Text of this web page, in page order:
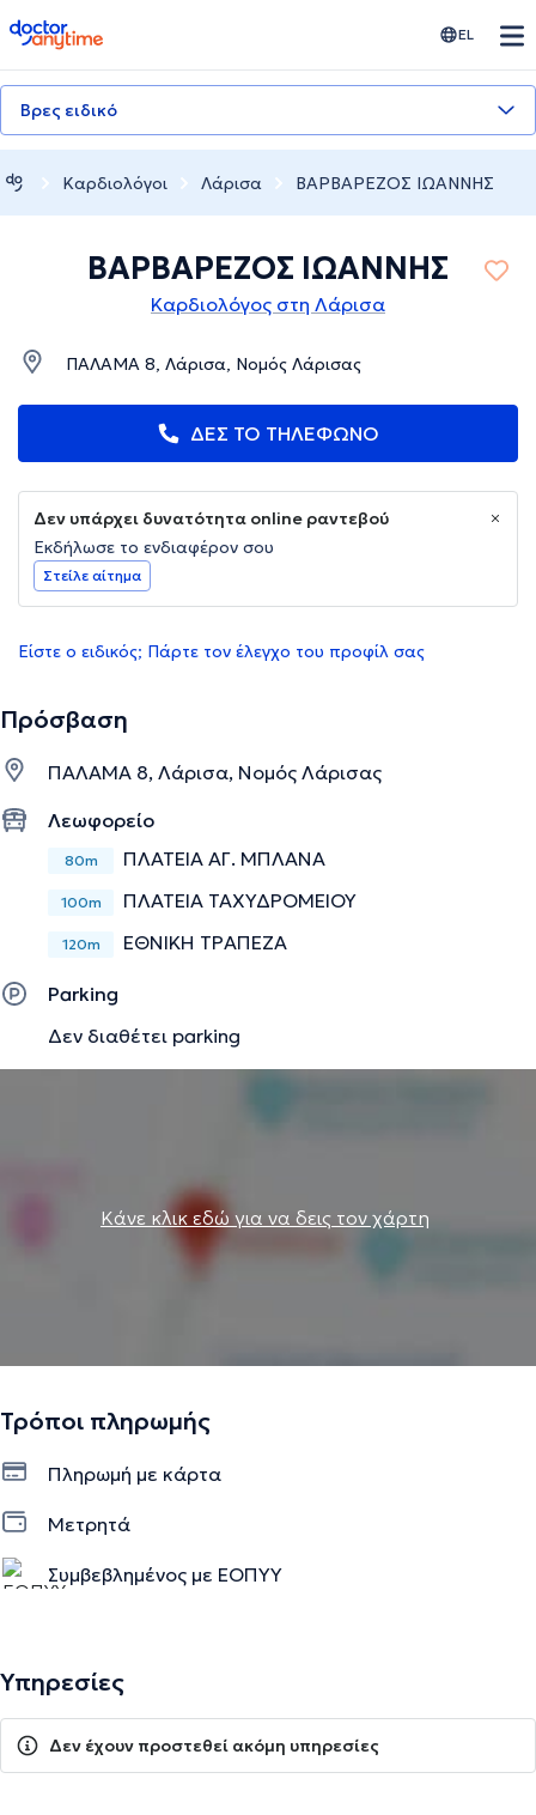
doctoranytime EL
Βρες ειδικό
Καρδιολόγοι Λάρισα ΒΑΡΒΑΡΕΖΟΣ ΙΩΑΝΝΗΣ
ΒΑΡΒΑΡΕΖΟΣ ΙΩΑΝΝΗΣ
Καρδιολόγος στη Λάρισα
ΠΑΛΑΜΑ 8, Λάρισα, Νομός Λάρισας
ΔΕΣ ΤΟ ΤΗΛΕΦΩΝΟ
Δεν υπάρχει δυνατότητα online ραντεβού
Εκδήλωσε το ενδιαφέρον σου
Στείλε αίτημα
Είστε ο ειδικός; Πάρτε τον έλεγχο του προφίλ σας
Πρόσβαση
ΠΑΛΑΜΑ 8, Λάρισα, Νομός Λάρισας
Λεωφορείο
80m ΠΛΑΤΕΙΑ ΑΓ. ΜΠΛΑΝΑ
100m ΠΛΑΤΕΙΑ ΤΑΧΥΔΡΟΜΕΙΟΥ
120m ΕΘΝΙΚΗ ΤΡΑΠΕΖΑ
Parking
Δεν διαθέτει parking
Κάνε κλικ εδώ για να δεις τον χάρτη
Τρόποι πληρωμής
Πληρωμή με κάρτα
Μετρητά
Συμβεβλημένος με ΕΟΠΥΥ
Υπηρεσίες
Δεν έχουν προστεθεί ακόμη υπηρεσίες